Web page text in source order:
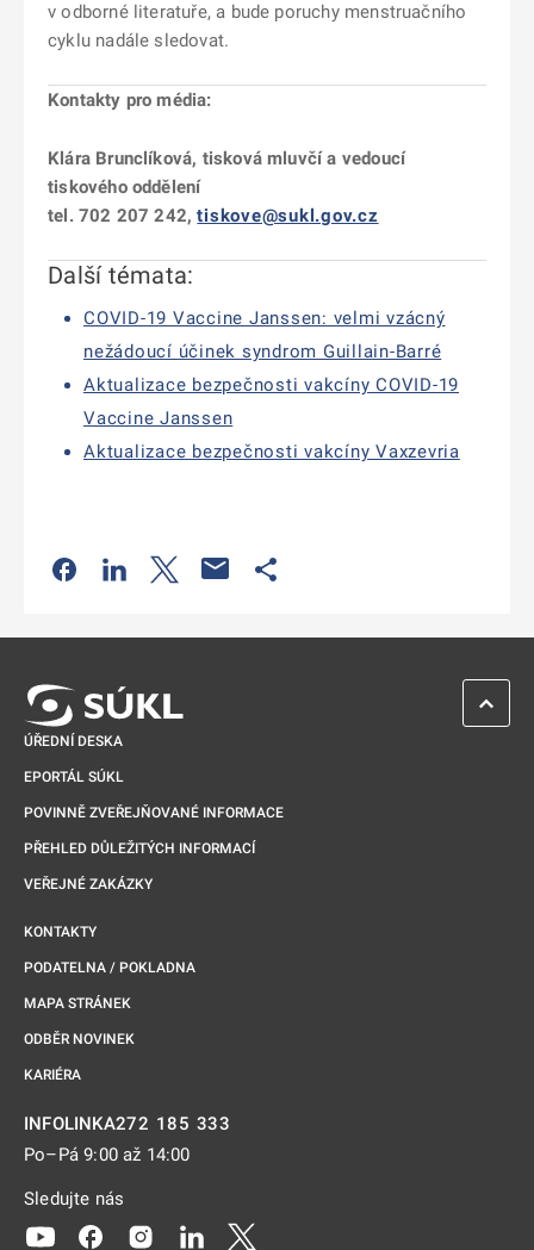
v odborné literatuře, a bude poruchy menstruačního
cyklu nadále sledovat.
Kontakty pro média:
Klára Brunclíková, tisková mluvčí a vedoucí
tiskového oddělení
tel. 702 207 242,tiskove@sukl.gov.cz
Další témata:
COVID-19 Vaccine Janssen: velmi vzácný
nežádoucí účinek syndrom Guillain-Barré
Aktualizace bezpečnosti vakcíny COVID-19
Vaccine Janssen
Aktualizace bezpečnosti vakcíny Vaxzevria
Odkaz se otevře na nové kartě
Odkaz se otevře na nové kartě
Odkaz se otevře na nové kartě
ÚŘEDNÍ DESKA
EPORTÁL SÚKL
POVINNĚ ZVEŘEJŇOVANÉ INFORMACE
PŘEHLED DŮLEŽITÝCH INFORMACÍ
VEŘEJNÉ ZAKÁZKY
KONTAKTY
PODATELNA / POKLADNA
MAPA STRÁNEK
ODBĚR NOVINEK
KARIÉRA
INFOLINKA272 185 333
Po–Pá 9:00 až 14:00
Sledujte nás
Odkaz se otevře na nové kartě
Odkaz se otevře na nové kartě
Odkaz se otevře na nové kartě
Odkaz se otevře na nové kartě
ZPĚT